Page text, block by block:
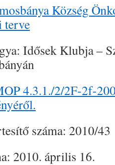
Község
terve
Idősek Klubja –
4.3.1./2/2F-2f-
száma: 2010/43
2010. április 16.